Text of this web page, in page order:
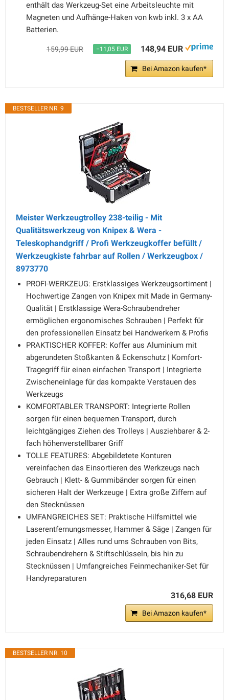
enthält das Werkzeug-Set eine Arbeitsleuchte mit
Magneten und Aufhänge-Haken von kwb inkl. 3 x AA
Batterien.
159,99 EUR −11,05 EUR 148,94 EUR
Bei Amazon kaufen*
BESTSELLER NR. 9
Meister Werkzeugtrolley 238-teilig - Mit
Qualitätswerkzeug von Knipex & Wera -
Teleskophandgriff / Profi Werkzeugkoffer befüllt /
Werkzeugkiste fahrbar auf Rollen / Werkzeugbox /
8973770
PROFI-WERKZEUG: Erstklassiges Werkzeugsortiment |
Hochwertige Zangen von Knipex mit Made in Germany-
Qualität | Erstklassige Wera-Schraubendreher
ermöglichen ergonomisches Schrauben | Perfekt für
den professionellen Einsatz bei Handwerkern & Profis
PRAKTISCHER KOFFER: Koffer aus Aluminium mit
abgerundeten Stoßkanten & Eckenschutz | Komfort-
Tragegriff für einen einfachen Transport | Integrierte
Zwischeneinlage für das kompakte Verstauen des
Werkzeugs
KOMFORTABLER TRANSPORT: Integrierte Rollen
sorgen für einen bequemen Transport, durch
leichtgängiges Ziehen des Trolleys | Ausziehbarer & 2-
fach höhenverstellbarer Griff
TOLLE FEATURES: Abgebildetete Konturen
vereinfachen das Einsortieren des Werkzeugs nach
Gebrauch | Klett- & Gummibänder sorgen für einen
sicheren Halt der Werkzeuge | Extra große Ziffern auf
den Stecknüssen
UMFANGREICHES SET: Praktische Hilfsmittel wie
Laserentfernungsmesser, Hammer & Säge | Zangen für
jeden Einsatz | Alles rund ums Schrauben von Bits,
Schraubendrehern & Stiftschlüsseln, bis hin zu
Stecknüssen | Umfangreiches Feinmechaniker-Set für
Handyreparaturen
316,68 EUR
Bei Amazon kaufen*
BESTSELLER NR. 10